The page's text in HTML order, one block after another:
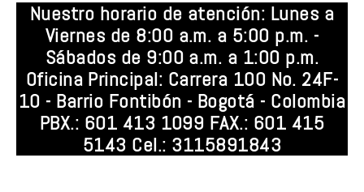
Nuestro horario de atención: Lunes a
Viernes de 8:00 a.m. a 5:00 p.m. -
Sábados de 9:00 a.m. a 1:00 p.m.
Oficina Principal: Carrera 100 No. 24F-
10 - Barrio Fontibón - Bogotá - Colombia
PBX.: 601 413 1099 FAX.: 601 415
5143 Cel.: 3115891843